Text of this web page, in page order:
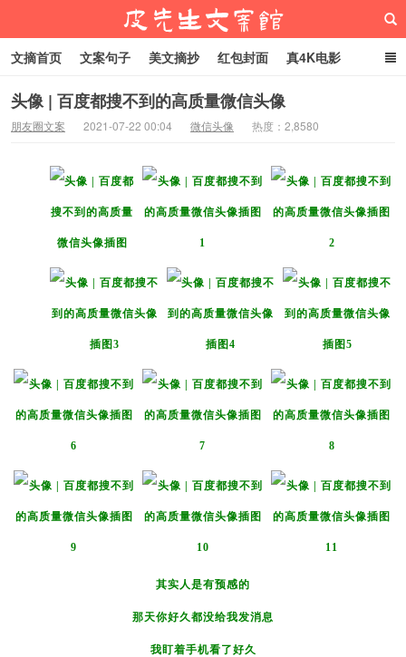
文摘首页 文案句子 美文摘抄 红包封面 真4K电影
网络热梗 恋爱家庭 微信头像
头像 | 百度都搜不到的高质量微信头像
朋友圈文案 2021-07-22 00:04 微信头像 热度：2,8580
其实人是有预感的
那天你好久都没给我发消息
我盯着手机看了好久